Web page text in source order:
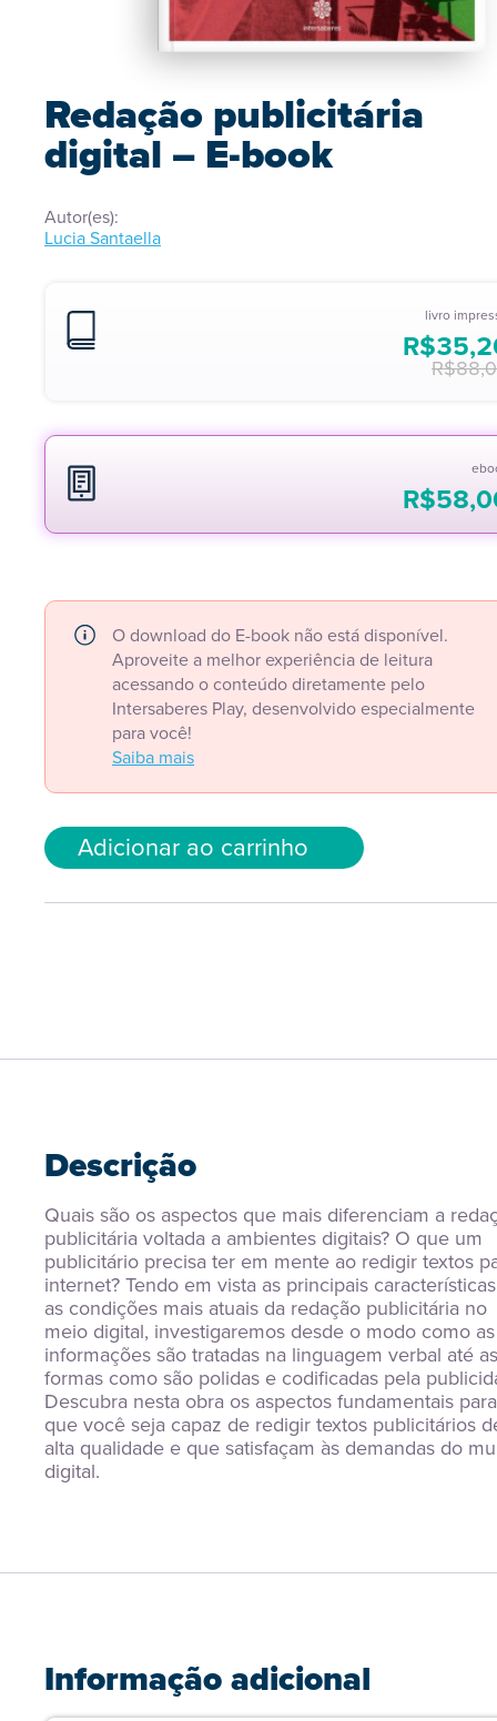
Redação publicitária
digital – E-book
Autor(es):
Lucia Santaella
livro
R$
R$88,00.
R$
R$35,20.
R$
O download do E-book não está disponível.
Aproveite a melhor experiência de leitura
acessando o conteúdo diretamente pelo
Intersaberes Play, desenvolvido especialmente
para você!
Saiba mais
Adicionar ao carrinho
Descrição
Quais são os aspectos que mais diferenciam a
publicitária voltada a ambientes digitais? O que um
publicitário precisa ter em mente ao redigir textos
internet? Tendo em vista as principais
as condições mais atuais da redação publicitária no
meio digital, investigaremos desde o modo como as
informações são tratadas na linguagem verbal até as
formas como são polidas e codificadas pela
Descubra nesta obra os aspectos fundamentais para
que você seja capaz de redigir textos publicitários
alta qualidade e que satisfaçam às demandas do
digital.
Informação adicional